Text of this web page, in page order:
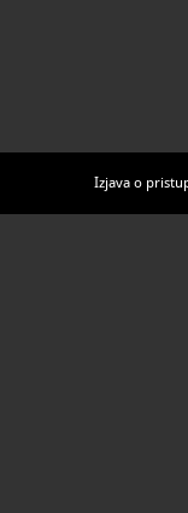
Izjava o